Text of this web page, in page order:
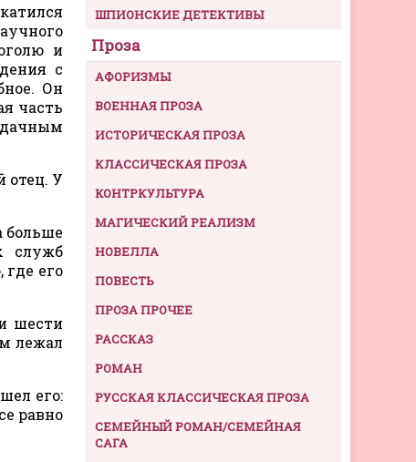
и
с
Он
часть
отец. У
больше
служб
где его
шести
лежал
его:
равно
ШПИОНСКИЕ ДЕТЕКТИВЫ
Проза
АФОРИЗМЫ
ВОЕННАЯ ПРОЗА
ИСТОРИЧЕСКАЯ ПРОЗА
КЛАССИЧЕСКАЯ ПРОЗА
КОНТРКУЛЬТУРА
МАГИЧЕСКИЙ РЕАЛИЗМ
НОВЕЛЛА
ПОВЕСТЬ
ПРОЗА ПРОЧЕЕ
РАССКАЗ
РОМАН
РУССКАЯ КЛАССИЧЕСКАЯ ПРОЗА
СЕМЕЙНЫЙ РОМАН/СЕМЕЙНАЯ
САГА